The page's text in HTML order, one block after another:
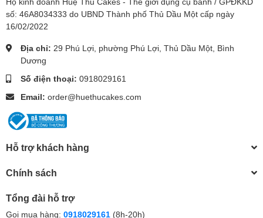
số: 46A8034333 do UBND Thành phố Thủ Dầu Một cấp ngày
16/02/2022
Địa chỉ: 29 Phú Lợi, phường Phú Lợi, Thủ Dầu Một, Bình
Dương
Số điện thoại: 0918029161
Email: order@huethucakes.com
Hỗ trợ khách hàng
Chính sách
Tổng đài hỗ trợ
Gọi mua hàng: 0918029161 (8h-20h)